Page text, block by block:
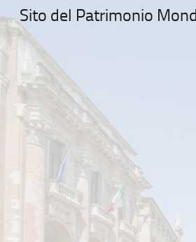
Sito del Patrimonio